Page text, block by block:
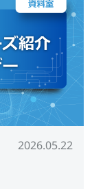
2026.05.22